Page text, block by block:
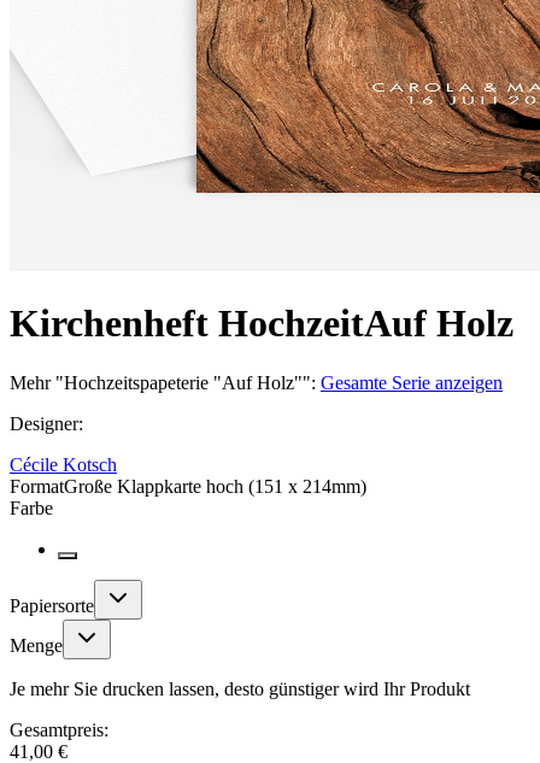
Kirchenheft HochzeitAuf Holz
Mehr"Hochzeitspapeterie "Auf Holz"": Gesamte Serie anzeigen
Designer:
Cécile Kotsch
FormatGroße Klappkarte hoch (151 x 214mm)
Farbe
Papiersorte
Menge
Je mehr Sie drucken lassen, desto günstiger wird Ihr Produkt
Gesamtpreis:
41,00 €